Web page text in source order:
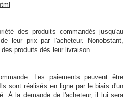
des produits commandés jusqu'au
leur prix par l'acheteur. Nonobstant,
produits dès leur livraison.
Les paiements peuvent être
sont réalisés en ligne par le biais d'un
À la demande de l'acheteur, il lui sera